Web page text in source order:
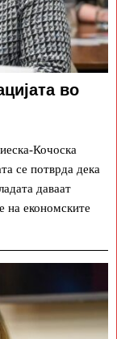
во
Кочоска
се потврда дека
даваат
на економските